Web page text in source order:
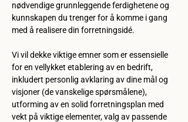
nødvendige grunnleggende ferdighetene og
kunnskapen du trenger for å komme i gang
med å realisere din forretningsidé.
Vi vil dekke viktige emner som er essensielle
for en vellykket etablering av en bedrift,
inkludert personlig avklaring av dine mål og
visjoner (de vanskelige spørsmålene),
utforming av en solid forretningsplan med
vekt på viktige elementer, valg av passende